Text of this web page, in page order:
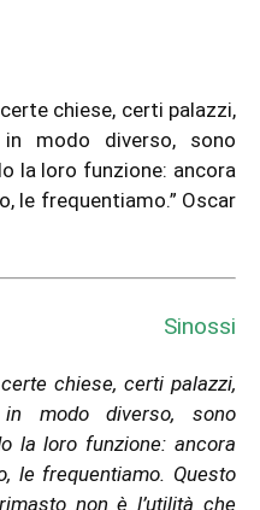
chiese, certi palazzi,
modo diverso, sono
la loro funzione: ancora
le frequentiamo.” Oscar
Sinossi
chiese, certi palazzi,
modo diverso, sono
la loro funzione: ancora
le frequentiamo. Questo
non è l’utilità che